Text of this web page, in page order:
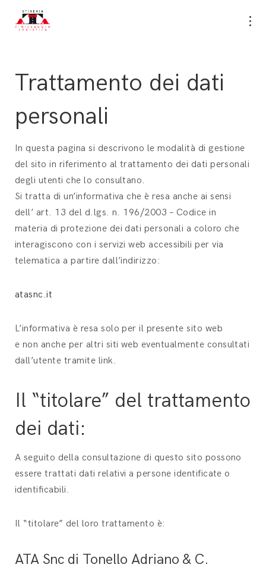
Trattamento dei dati
personali
In questa pagina si descrivono le modalità di gestione
del sito in riferimento al trattamento dei dati personali
degli utenti che lo consultano.
Si tratta di un’informativa che è resa anche ai sensi
dell’ art. 13 del d.lgs. n. 196/2003 – Codice in
materia di protezione dei dati personali a coloro che
interagiscono con i servizi web accessibili per via
telematica a partire dall’indirizzo:
atasnc.it
L’informativa è resa solo per il presente sito web
e non anche per altri siti web eventualmente consultati
dall’utente tramite link.
Il “titolare” del trattamento
dei dati:
A seguito della consultazione di questo sito possono
essere trattati dati relativi a persone identificate o
identificabili.
Il “titolare” del loro trattamento è:
ATA Snc di Tonello Adriano & C.